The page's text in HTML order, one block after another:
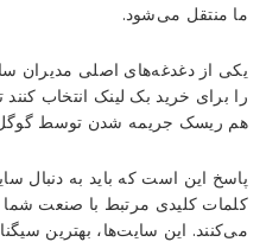
ما منتقل می‌شود.
یکی از دغدغه‌های اصلی مدیران
را برای خرید بک لینک انتخاب کنند
هم ریسک جریمه شدن توسط گوگل
پاسخ این است که باید به دنبال
کلمات کلیدی مرتبط با صنعت شما
می‌کنند. این سایت‌ها، بهترین